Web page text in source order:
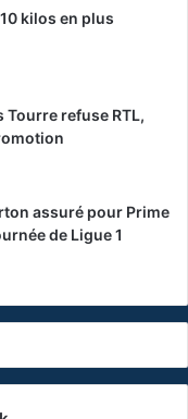
10 kilos en plus
refuse RTL,
assuré pour Prime
de Ligue 1